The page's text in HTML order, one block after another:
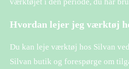
Hvordan lejer jeg værktøj
Du kan leje værktøj hos Silvan
Silvan butik og forespørge om